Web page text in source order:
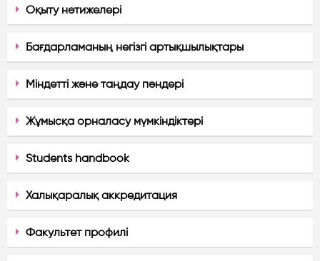
Оқыту нәтижелері
Бағдарламаның негізгі артықшылықтары
Міндетті және таңдау пәндері
Жұмысқа орналасу мүмкіндіктері
Students handbook
Халықаралық аккредитация
Факультет профилі